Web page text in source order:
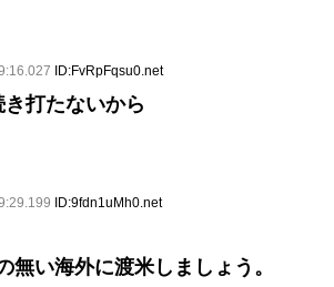
ID:FvRpFqsu0.net
打たないから
ID:9fdn1uMh0.net
無い海外に渡米しましょう。